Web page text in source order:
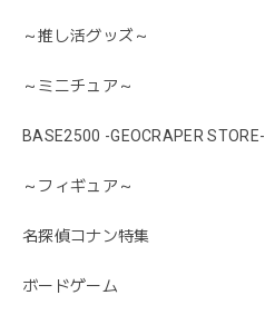
～推し活グッズ～
～ミニチュア～
BASE2500 -GEOCRAPER STORE-
～フィギュア～
名探偵コナン特集
ボードゲーム